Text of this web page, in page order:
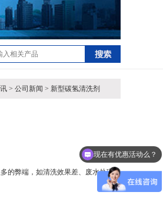
> 公司新闻 > 新型碳氢清洗剂
的弊端，如清洗效果差、废水处理成
现在有优惠活动么？